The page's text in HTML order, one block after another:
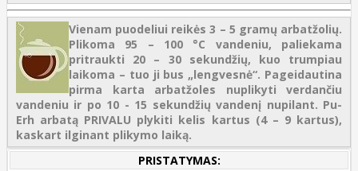
Vienam puodeliui reikės 3 – 5 gramų arbatžolių.
Plikoma 95 – 100 °C vandeniu, paliekama
pritraukti 20 – 30 sekundžių, kuo trumpiau
laikoma – tuo ji bus „lengvesnė“. Pageidautina
pirma karta arbatžoles nuplikyti verdančiu
vandeniu ir po 10 - 15 sekundžių vandenį nupilant. Pu-
Erh arbatą PRIVALU plykiti kelis kartus (4 – 9 kartus),
kaskart ilginant plikymo laiką.
PRISTATYMAS: